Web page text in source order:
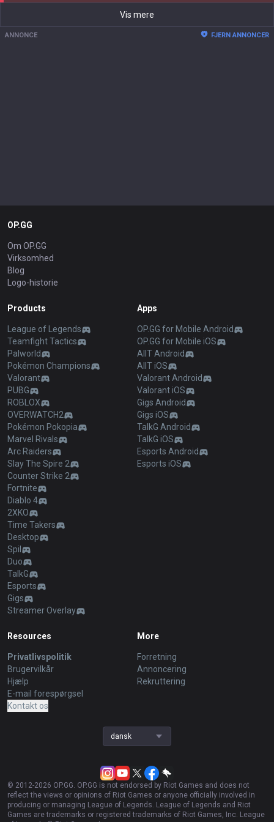
Vis mere
ANNONCE FJERN ANNONCER
OP.GG
Om OP.GG
Virksomhed
Blog
Logo-historie
Products
League of Legends
Teamfight Tactics
Palworld
Pokémon Champions
Valorant
PUBG
ROBLOX
OVERWATCH2
Pokémon Pokopia
Marvel Rivals
Arc Raiders
Slay The Spire 2
Counter Strike 2
Fortnite
Diablo 4
2XKO
Time Takers
Desktop
Spil
Duo
TalkG
Esports
Gigs
Streamer Overlay
Apps
OP.GG for Mobile Android
OP.GG for Mobile iOS
AllT Android
AllT iOS
Valorant Android
Valorant iOS
Gigs Android
Gigs iOS
TalkG Android
TalkG iOS
Esports Android
Esports iOS
Resources
Privatlivspolitik
Brugervilkår
Hjælp
E-mail forespørgsel
Kontakt os
More
Forretning
Annoncering
Rekruttering
dansk
© 2012-2026 OP.GG. OP.GG is not endorsed by Riot Games and does not
reflect the views or opinions of Riot Games or anyone officially involved in
producing or managing League of Legends. League of Legends and Riot
Games are trademarks or registered trademarks of Riot Games, Inc. League